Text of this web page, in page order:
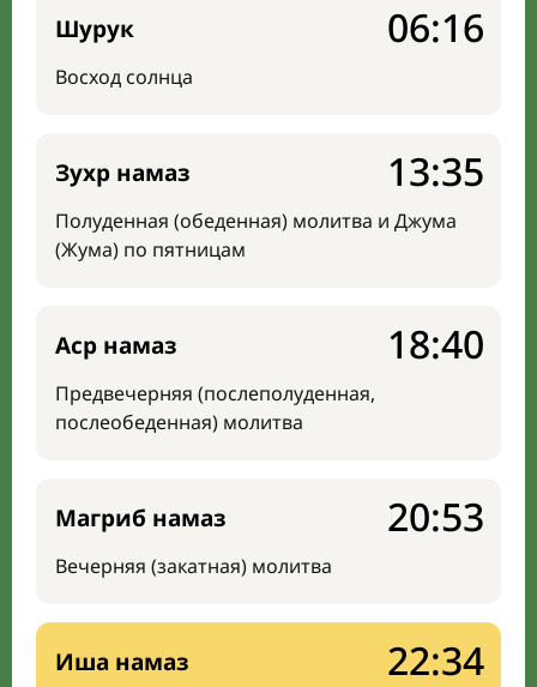
Шурук
Восход солнца
06:16
Зухр намаз
Полуденная (обеденная) молитва и Джума
(Жума) по пятницам
13:35
Аср намаз
Предвечерняя (послеполуденная,
послеобеденная) молитва
18:40
Магриб намаз
Вечерняя (закатная) молитва
20:53
Иша намаз 22:34